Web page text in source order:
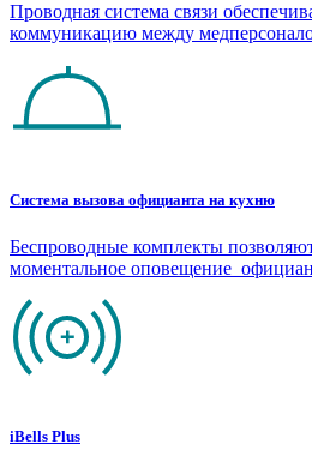
Проводная система связи
коммуникацию между
Система вызова официанта на кухню
Беспроводные комплекты
моментальное оповещение
iBells Plus